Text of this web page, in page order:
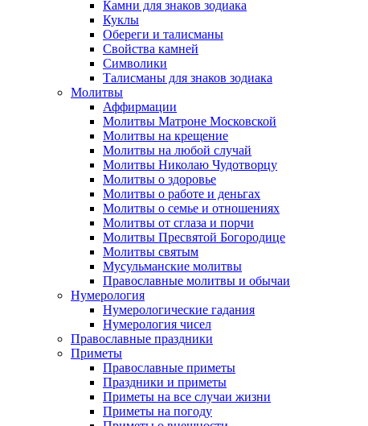
Камни для знаков зодиака
Куклы
Обереги и талисманы
Свойства камней
Символики
Талисманы для знаков зодиака
Молитвы
Аффирмации
Молитвы Матроне Московской
Молитвы на крещение
Молитвы на любой случай
Молитвы Николаю Чудотворцу
Молитвы о здоровье
Молитвы о работе и деньгах
Молитвы о семье и отношениях
Молитвы от сглаза и порчи
Молитвы Пресвятой Богородице
Молитвы святым
Мусульманские молитвы
Православные молитвы и обычаи
Нумерология
Нумерологические гадания
Нумерология чисел
Православные праздники
Приметы
Православные приметы
Праздники и приметы
Приметы на все случаи жизни
Приметы на погоду